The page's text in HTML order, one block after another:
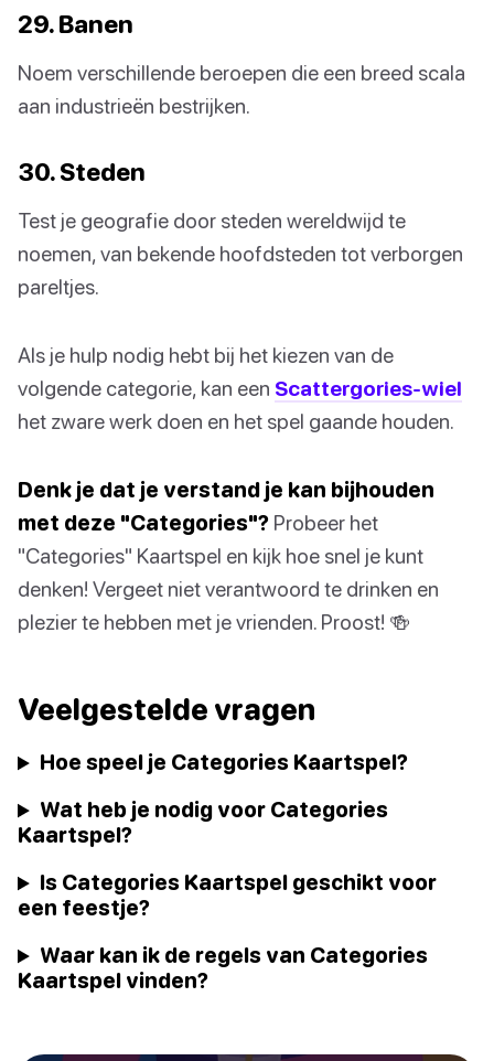
29. Banen
Noem verschillende beroepen die een breed scala
aan industrieën bestrijken.
30. Steden
Test je geografie door steden wereldwijd te
noemen, van bekende hoofdsteden tot verborgen
pareltjes.
Als je hulp nodig hebt bij het kiezen van de
volgende categorie, kan een Scattergories-wiel
het zware werk doen en het spel gaande houden.
Denk je dat je verstand je kan bijhouden
met deze "Categories"? Probeer het
"Categories" Kaartspel en kijk hoe snel je kunt
denken! Vergeet niet verantwoord te drinken en
plezier te hebben met je vrienden. Proost! 🍻
Veelgestelde vragen
Hoe speel je Categories Kaartspel?
Wat heb je nodig voor Categories
Kaartspel?
Is Categories Kaartspel geschikt voor
een feestje?
Waar kan ik de regels van Categories
Kaartspel vinden?